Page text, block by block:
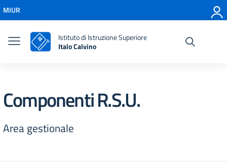
Vai al menu di navigazione
Vai al footer
MIUR
Istituto di Istruzione Superiore
Italo Calvino
Componenti R.S.U.
Area gestionale